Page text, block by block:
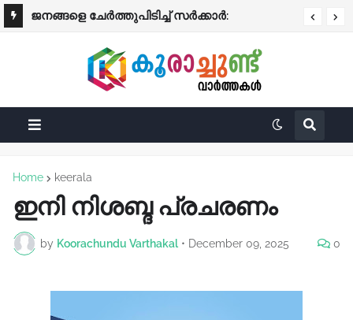
​ജനങ്ങളെ ചേർത്തുപിടിച്ച് സർക്കാർ:
ധനസഹായ പ്രഖ്യാപനം!
ഇൻഷുറൻസ് ഇല്ലാത്ത വാഹനങ്ങൾക്കെതിരെ
Home keerala
ഇനി നിശബ്ദ പ്രചരണം
by Koorachundu Varthakal • December 09, 2025 0